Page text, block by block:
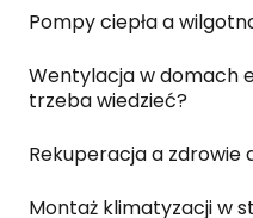
Pompy ciepła a
Wentylacja w domach
trzeba wiedzieć?
Rekuperacja a zdrowie
Montaż klimatyzacji w